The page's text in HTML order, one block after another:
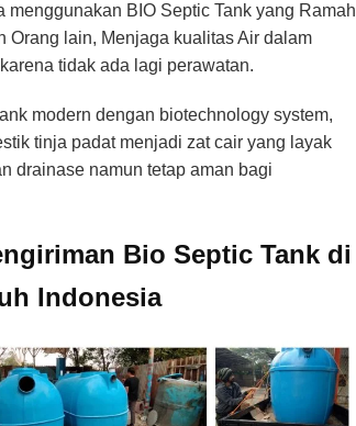
BIO Septic Tank yang Ramah
Orang lain, Menjaga kualitas Air dalam
tidak ada lagi perawatan.
modern dengan biotechnology system,
tinja padat menjadi zat cair yang layak
drainase namun tetap aman bagi
Bio Septic Tank di
Indonesia